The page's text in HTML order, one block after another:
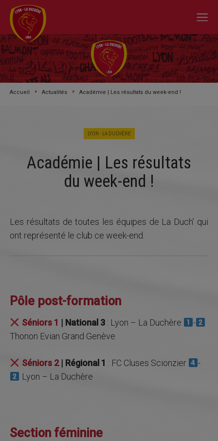
A L'ACTU
SAISON 2026/2027
LE PROJET SPORTIF
LE PROJET SOCIO-ÉDUCATIF
PARTENAIRES
CONTACT
Accueil Actualités Académie | Les résultats du week-end !
LYON - LA DUCHÈRE
Académie | Les résultats
du week-end !
Les résultats de toutes les équipes de La Duch’ qui
ont représenté le club ce week-end.
Pôle post-formation
Séniors 1 | National 3: Lyon – La Duchère
-
Thonon Evian Grand Genève
Séniors 2 | Régional 1 : FC Cluses Scionzier
-
Lyon – La Duchère
Section féminine